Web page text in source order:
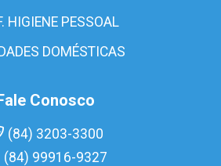
HIGIENE PESSOAL
DOMÉSTICAS
Conosco
(84) 3203-3300
(84) 99916-9327